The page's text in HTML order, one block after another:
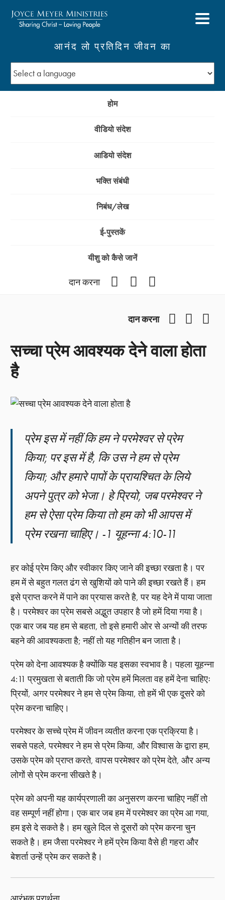
आनंद लो प्रतिदिन जीवन का
होम
वीडियो संदेश
आडियो संदेश
भक्ति संबंधी
निबंध/लेख
ई-पुस्तकें
यीशु को कैसे जानें
दान करना
दान करना
सच्चा प्रेम आवश्यक देने वाला होता
है
प्रेम इस में नहीं कि हम ने परमेश्वर से प्रेम
किया; पर इस में है, कि उस ने हम से प्रेम
किया; और हमारे पापों के प्रायश्चित के लिये
अपने पुत्र को भेजा। हे प्रियो, जब परमेश्वर ने
हम से ऐसा प्रेम किया तो हम को भी आपस में
प्रेम रखना चाहिए। -1 यूहन्ना 4:10-11
हर कोई प्रेम किए और स्वीकार किए जाने की इच्छा रखता है। पर
हम में से बहुत गलत ढंग से खुशियों को पाने की इच्छा रखते हैं। हम
इसे प्राप्त करने में पाने का प्रयास करते है, पर यह देने में पाया जाता
है। परमेश्वर का प्रेम सबसे अद्भुत उपहार है जो हमें दिया गया है।
एक बार जब यह हम से बहता, तो इसे हमारी ओर से अन्यों की तरफ
बहने की आवश्यकता है; नहीं तो यह गतिहीन बन जाता है।
प्रेम को देना आवश्यक है क्योंकि यह इसका स्वभाव है। पहला यूहन्ना
4:11 प्रमुखता से बताती कि जो प्रेम हमें मिलता वह हमें देना चाहिएः
प्रियों, अगर परमेश्वर ने हम से प्रेम किया, तो हमें भी एक दूसरे को
प्रेम करना चाहिए।
परमेश्वर के सच्चे प्रेम में जीवन व्यतीत करना एक प्रक्रिया है।
सबसे पहले, परमेश्वर ने हम से प्रेम किया, और विश्वास के द्वारा हम,
उसके प्रेम को प्राप्त करते, वापस परमेश्वर को प्रेम देते, और अन्य
लोगों से प्रेम करना सीखते है।
प्रेम को अपनी यह कार्यप्रणाली का अनुसरण करना चाहिए नहीं तो
वह सम्पूर्ण नहीं होगा। एक बार जब हम में परमेश्वर का प्रेम आ गया,
हम इसे दे सकते है। हम खुले दिल से दूसरों को प्रेम करना चुन
सकते है। हम जैसा परमेश्वर ने हमें प्रेम किया वैसे ही गहरा और
बेशर्ता उन्हें प्रेम कर सकते है।